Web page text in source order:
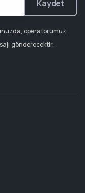
Kaydet
operatörümüz
gönderecektir.